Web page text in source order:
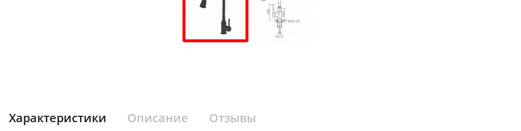
Характеристики Описание Отзывы